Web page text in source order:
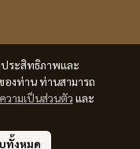
ประสิทธิภาพและ
องท่าน ท่านสามารถ
วามเป็นส่วนตัว และ
ทั้งหมด